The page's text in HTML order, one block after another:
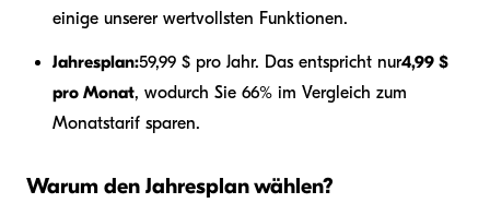
einige unserer wertvollsten Funktionen.
Jahresplan:59,99 $ pro Jahr. Das entspricht nur4,99 $
pro Monat, wodurch Sie 66% im Vergleich zum
Monatstarif sparen.
Warum den Jahresplan wählen?